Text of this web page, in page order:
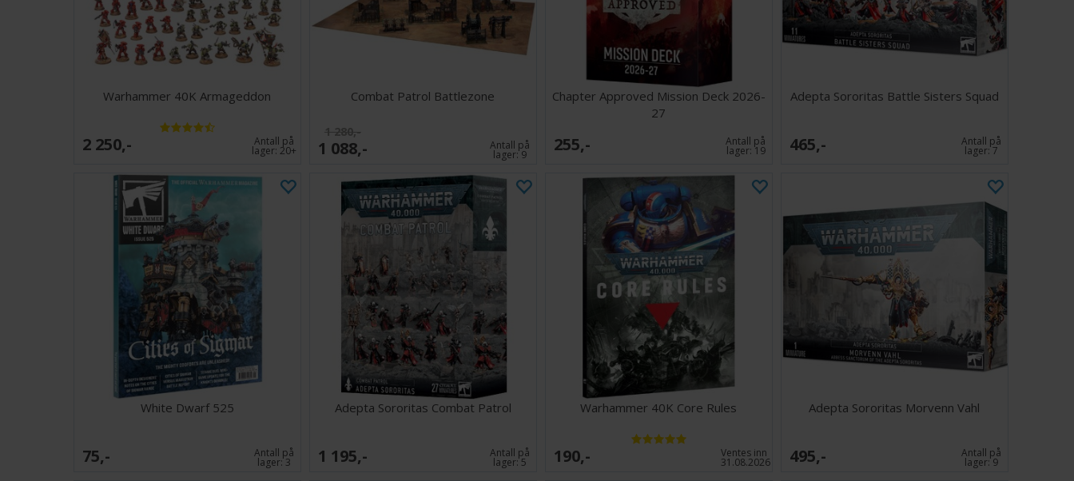
slagmarken. Når det blir nært og personlig, bruker hun Saint Praxedes'
mace til å slå ned Imperiets fiender. Denne imponerende miniatyren er
et fantastisk midtpunkt i samlingen din og gir malerne en ny utfordring.
Settet inneholder to hoder å velge mellom – uten hjelm eller med hjelm
– noe som gir mulighet for tilpasning av Dogmata Superior i Order of
Our Martyred Lady.
55 plastdeler
1 Citadel 60 mm rund base
1 monteringsveiledning
Denne miniatyren må monteres og leveres umalt.
Regler for bruk av denne miniatyren i dine Warhammer 40,000-spill kan
lastes ned gratis fra Warhammer Community-nettstedet.
Warhammer 40K Armageddon
2 250,- Antall på
lager:20+
Combat Patrol Battlezone
1 280,-
1 088,- Antall på
lager:9
Chapter Approved Mission Deck 2026-
27
255,- Antall på
lager: 19
Adepta Sororitas Battle Sisters Squad
465,- Antall på
lager:7
White Dwarf 525
75,- Antall på
lager:3
Adepta Sororitas Combat Patrol
1 195,- Antall på
lager:5
Warhammer 40K Core Rules
190,- Ventes inn
31.08.2026
Adepta Sororitas Morvenn Vahl
495,- Antall på
lager:9